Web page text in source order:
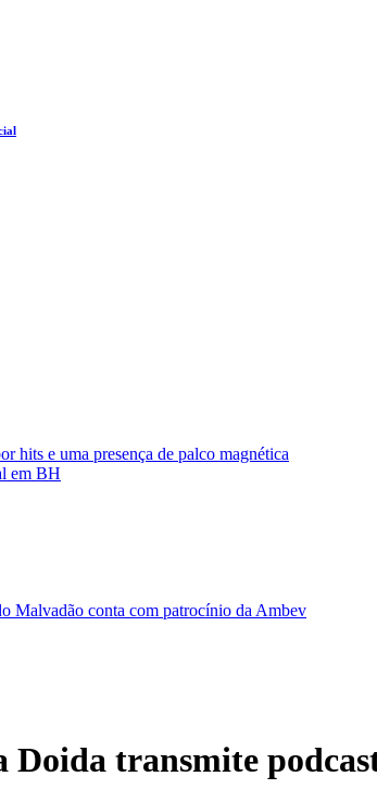
hits e uma presença de palco magnética
em BH
Malvadão conta com patrocínio da Ambev
transmite